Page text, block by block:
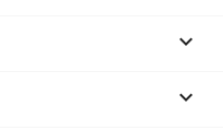

